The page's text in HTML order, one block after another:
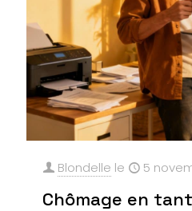
Blondelle le 5
Chômage en